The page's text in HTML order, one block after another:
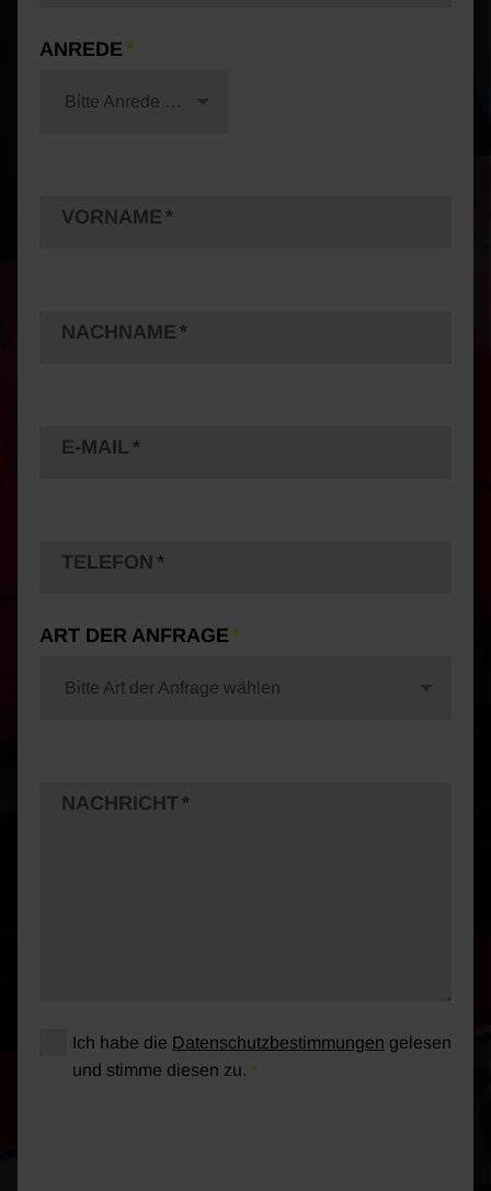
ANREDE
Bitte Anrede wählen
VORNAME
NACHNAME
E-MAIL
TELEFON
ART DER ANFRAGE
Bitte Art der Anfrage wählen
NACHRICHT
Ich habe die Datenschutzbestimmungen gelesen
und stimme diesen zu.